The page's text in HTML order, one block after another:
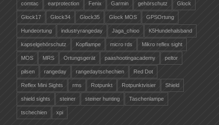
comtac earprotection Fenix Garmin gehörschutz Glock
Glock17 Glock34 Glock35 Glock MOS GPSOrtung
Hundeortung industryrangeday Jaga_chioo K5Hundehalsband
kapselgehörschutz Kopflampe micro rds Mikro reflex sight
MOS MRS Ortungsgerät paashootingacademy peltor
pilsen rangeday rangedaytschechien Red Dot
Reflex Mini Sights rms Rotpunkt Rotpunktvisier Shield
shield sights steiner steiner hunting Taschenlampe
tschechien xpi